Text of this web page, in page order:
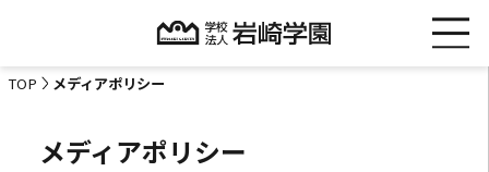
TOP メディアポリシー
メディアポリシー